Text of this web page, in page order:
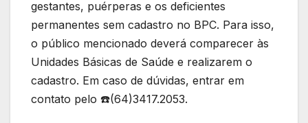
gestantes, puérperas e os deficientes
permanentes sem cadastro no BPC. Para isso,
o público mencionado deverá comparecer às
Unidades Básicas de Saúde e realizarem o
cadastro. Em caso de dúvidas, entrar em
contato pelo ☎️(64)3417.2053.